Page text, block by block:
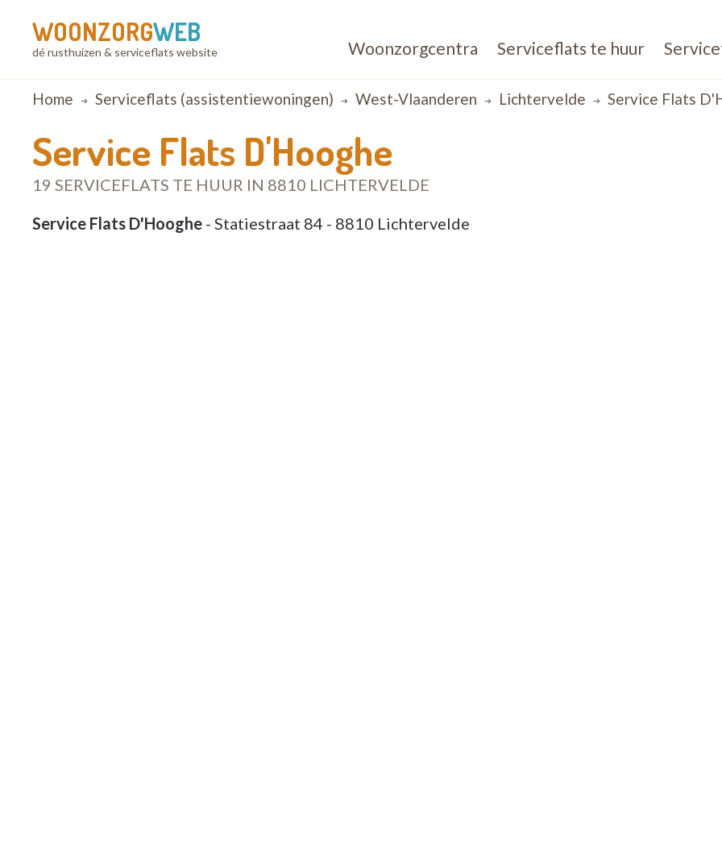
WOONZORGWEB
dé rusthuizen & serviceflats website Woonzorgcentra Serviceflats te huur
Breadcrumb
Home Serviceflats (assistentiewoningen) West-Vlaanderen Lichtervelde Service Flats
Service Flats D'Hooghe
19 SERVICEFLATS TE HUUR IN 8810 LICHTERVELDE
Service Flats D'Hooghe - Statiestraat 84 - 8810 Lichtervelde